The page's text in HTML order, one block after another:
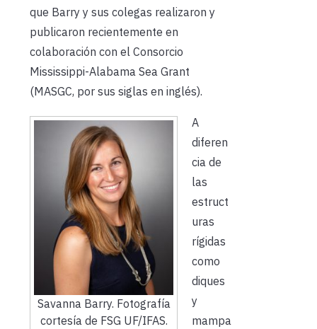
que Barry y sus colegas realizaron y
publicaron recientemente en
colaboración con el Consorcio
Mississippi-Alabama Sea Grant
(MASGC, por sus siglas en inglés).
Savanna Barry. Fotografía
cortesía de FSG UF/IFAS.
A
diferen
cia de
las
estruct
uras
rígidas
como
diques
y
mampa